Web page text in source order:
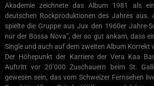
Akademie zeichnete das Album 1981 als
deutschen Rockproduktionen des Jahres aus.
spielte die Gruppe aus Jux den 1960er Jahre-
nur der Bossa Nova”, der so gut ankam, dass
Single und auch auf dem zweiten Album Korrekt
Der Höhepunkt der Karriere der Vera Kaa
Auftritt vor 20’000 Zuschauern beim St.
gewesen sein, das vom Schweizer Fernsehen